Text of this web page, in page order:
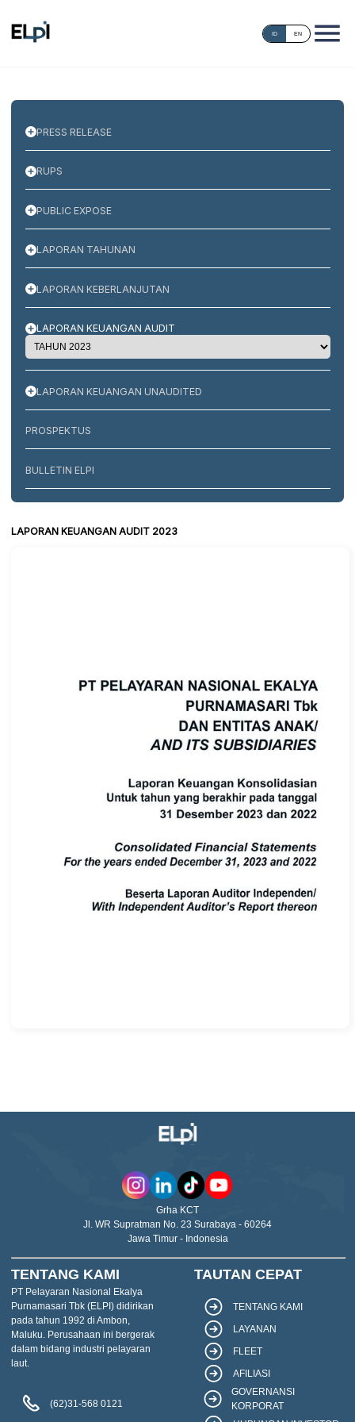
ID EN
PRESS RELEASE
RUPS
PUBLIC EXPOSE
LAPORAN TAHUNAN
LAPORAN KEBERLANJUTAN
LAPORAN KEUANGAN AUDIT
LAPORAN KEUANGAN UNAUDITED
PROSPEKTUS
BULLETIN ELPI
LAPORAN KEUANGAN AUDIT 2023
Grha KCT
Jl. WR Supratman No. 23 Surabaya - 60264
Jawa Timur - Indonesia
TENTANG KAMI
PT Pelayaran Nasional Ekalya
Purnamasari Tbk (ELPI) didirikan
pada tahun 1992 di Ambon,
Maluku. Perusahaan ini bergerak
dalam bidang industri pelayaran
laut.
(62)31-568 0121
TAUTAN CEPAT
TENTANG KAMI
LAYANAN
FLEET
AFILIASI
GOVERNANSI
KORPORAT